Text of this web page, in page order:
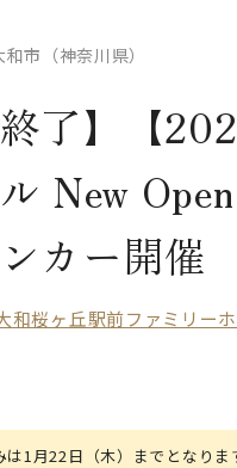
和市（神奈川県）
終了】【
New
カー開催
和桜ヶ丘駅前ファミリー
1月22日（木）までとなり